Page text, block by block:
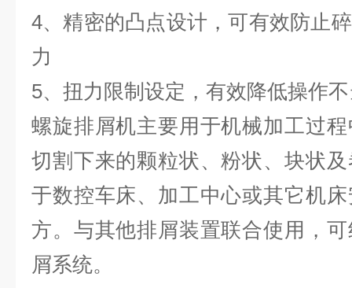
4、精密的凸点设计，可有效防止
力
5、扭力限制设定，有效降低操作
螺旋排屑机主要用于机械加工过
切割下来的颗粒状、粉状、块状
于数控车床、加工中心或其它机
方。与其他排屑装置联合使用，
屑系统。